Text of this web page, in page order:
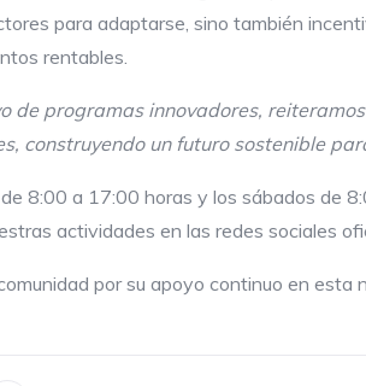
para adaptarse, sino también
rentables.
de programas innovadores,
construyendo un futuro sostenible
8:00 a 17:00 horas y los sábados de
actividades en las redes sociales
por su apoyo continuo en